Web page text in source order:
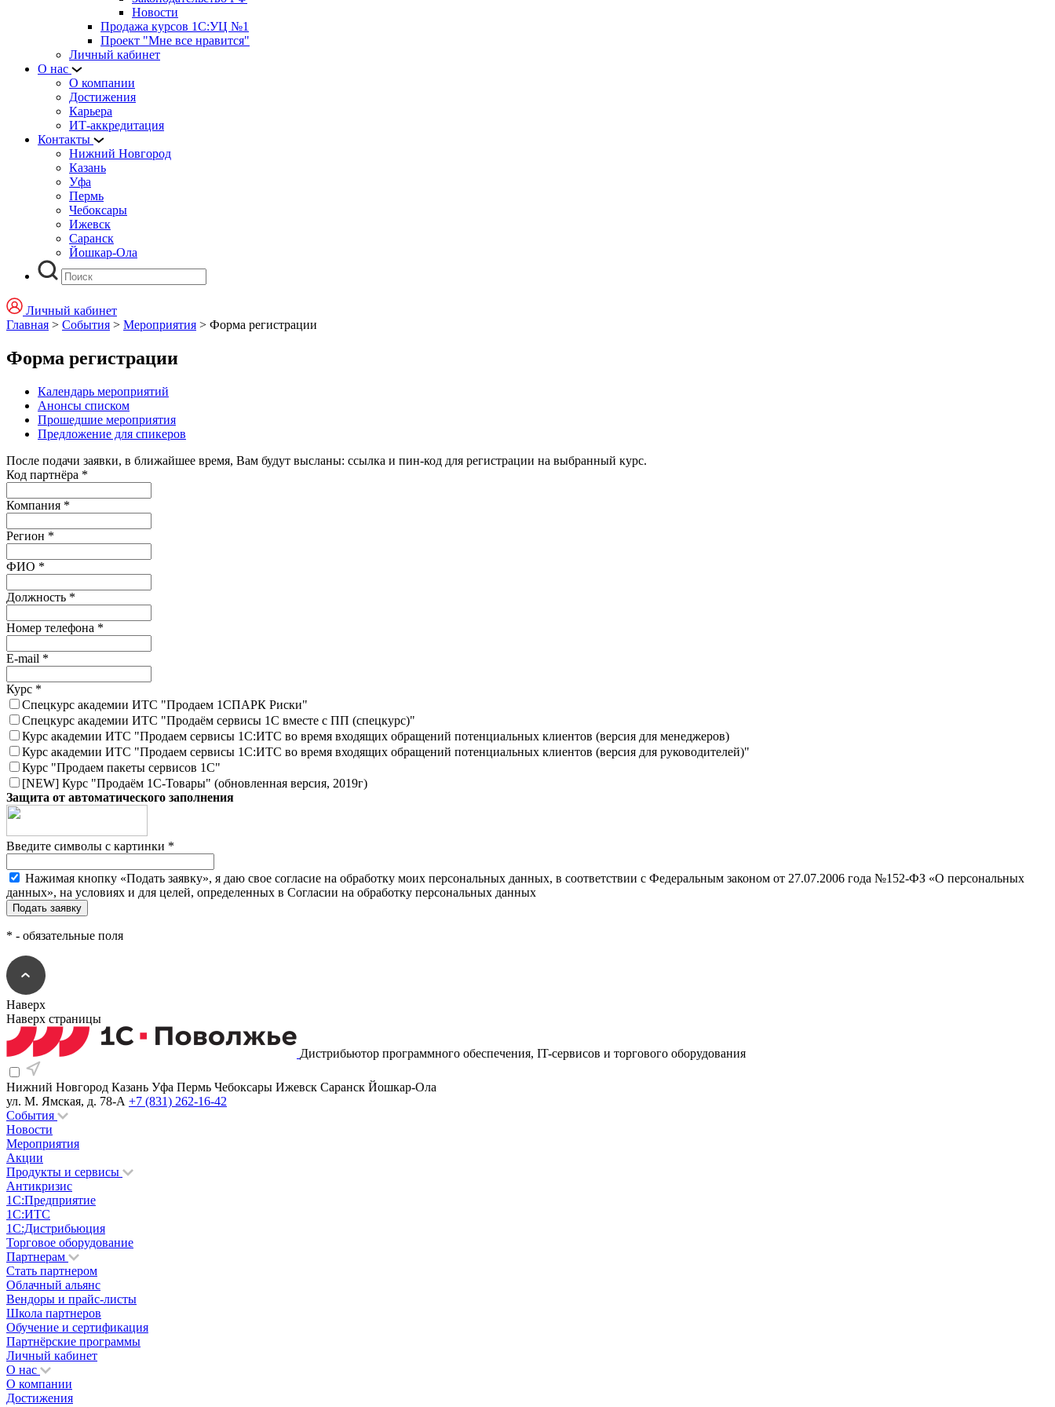
Новости
Продажа курсов 1С:УЦ №1
Проект "Мне все нравится"
Личный кабинет
О нас
О компании
Достижения
Карьера
ИТ-аккредитация
Контакты
Нижний Новгород
Казань
Уфа
Пермь
Чебоксары
Ижевск
Саранск
Йошкар-Ола
Личный кабинет
Главная > События > Мероприятия > Форма регистрации
Форма регистрации
Календарь мероприятий
Анонсы списком
Прошедшие мероприятия
Предложение для спикеров
После подачи заявки, в ближайшее время, Вам будут высланы: ссылка и пин-код для регистрации на выбранный курс.
Код партнёра *
Компания *
Регион *
ФИО *
Должность *
Номер телефона *
E-mail *
Курс *
Спецкурс академии ИТС "Продаем 1СПАРК Риски"
Спецкурс академии ИТС "Продаём сервисы 1С вместе с ПП (спецкурс)"
Курс академии ИТС "Продаем сервисы 1С:ИТС во время входящих обращений потенциальных клиентов (версия для менеджеров)
Курс академии ИТС "Продаем сервисы 1С:ИТС во время входящих обращений потенциальных клиентов (версия для руководителей)"
Курс "Продаем пакеты сервисов 1С"
[NEW] Курс "Продаём 1С-Товары" (обновленная версия, 2019г)
Защита от автоматического заполнения
Введите символы с картинки *
Нажимая кнопку «Подать заявку», я даю свое согласие на обработку моих персональных данных, в соответствии с Федеральным законом от 27.07.2006 года №152-ФЗ «О персональных
данных», на условиях и для целей, определенных в Согласии на обработку персональных данных
* - обязательные поля
Наверх
Наверх страницы
Дистрибьютор программного обеспечения, IT-сервисов и торгового оборудования
Нижний Новгород Казань Уфа Пермь Чебоксары Ижевск Саранск Йошкар-Ола
ул. М. Ямская, д. 78-А +7 (831) 262-16-42
События
Новости
Мероприятия
Акции
Продукты и сервисы
Антикризис
1С:Предприятие
1С:ИТС
1С:Дистрибьюция
Торговое оборудование
Партнерам
Стать партнером
Облачный альянс
Вендоры и прайс-листы
Школа партнеров
Обучение и сертификация
Партнёрские программы
Личный кабинет
О нас
О компании
Достижения